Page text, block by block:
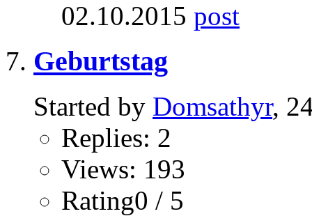
02.10.2015
Geburtstag
Started by Domsathyr,
Replies: 2
Views: 193
Rating0 / 5